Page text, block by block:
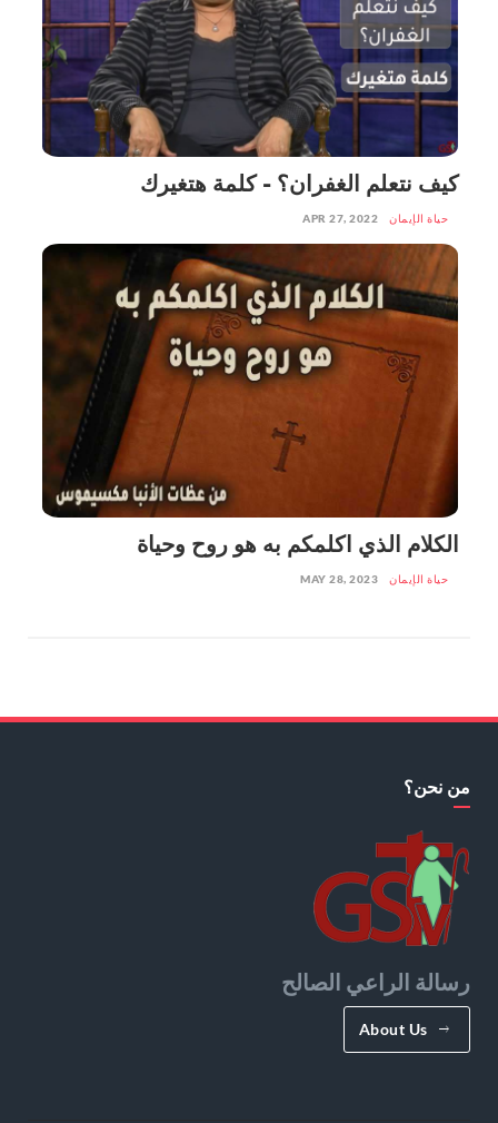
كيف نتعلم الغفران؟ - كلمة هتغيرك
حياة الإيمان APR 27, 2022
الكلام الذي اكلمكم به هو روح وحياة
حياة الإيمان MAY 28, 2023
من نحن؟
رسالة الراعي الصالح
About Us